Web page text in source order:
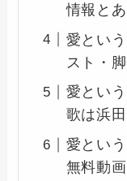
情報と
愛とい
スト・
愛とい
歌は浜
愛とい
無料動